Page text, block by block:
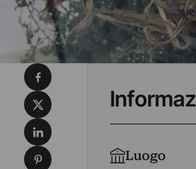
Luogo
Condividi su Facebook
Condividi su X
Condividi su LinkedIn
Condividi su Pinterest